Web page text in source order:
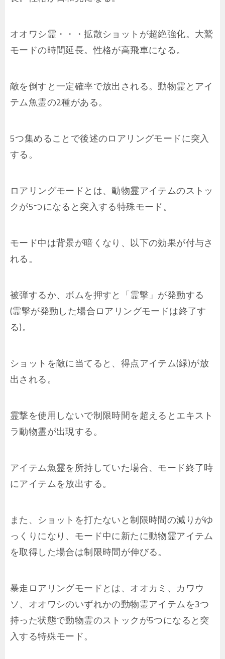
オオワシ霊・・・拡散ショットが超絶強化。大鷲
モードの時間延長。性格が高飛車になる。
敵を倒すと一定確率で放出される。動物霊とアイ
テム魚霊の2種がある。
5つ集めることで後述のロアリングモードに突入
する。
ロアリングモードとは、動物霊アイテムのストッ
クが5つになると突入する特殊モード。
モード中は背景が暗くなり、以下の効果が付与さ
れる。
被弾するか、ボムを押すと「霊撃」が発動する
(霊撃が発動した場合ロアリングモードは終了す
る)。
ショットを敵に当てると、得点アイテム(緑)が放
出される。
霊撃を使用しないで制限時間を超えるとエキスト
ラ動物霊が出現する。
アイテム魚霊を所持していた場合、モード終了時
にアイテムを放出する。
また、ショットを打たないと制限時間の減りがゆ
っくりになり、モード中に新たに動物霊アイテム
を取得した場合は制限時間が伸びる。
暴走ロアリングモードとは、オオカミ、カワウ
ソ、オオワシのいずれかの動物霊アイテムを3つ
持った状態で動物霊のストックが5つになると突
入する特殊モード。